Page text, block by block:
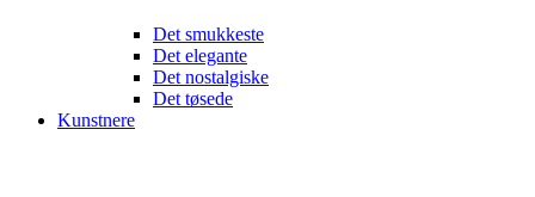
Det smukkeste
Det elegante
Det nostalgiske
Det tøsede
Kunstnere